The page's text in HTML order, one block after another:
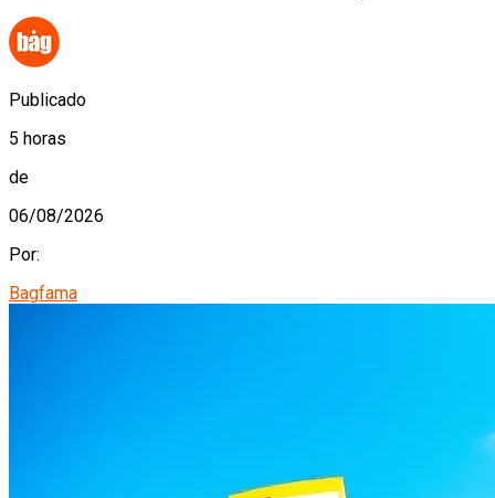
Publicado
5 horas
de
06/08/2026
Por:
Bagfama